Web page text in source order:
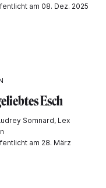
am 08. Dez. 2025
Esch
Somnard, Lex
am 28. März